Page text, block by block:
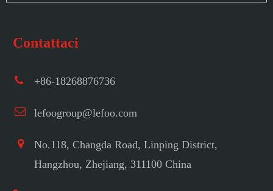
Contattaci
+86-18268876736
lefoogroup@lefoo.com
No.118, Changda Road, Linping District,
Hangzhou, Zhejiang, 311100 China